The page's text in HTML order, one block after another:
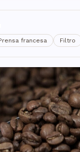
francesa Filtro